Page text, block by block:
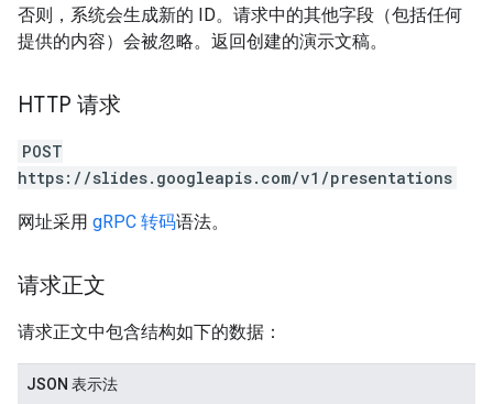
否则，系统会生成新的 ID。请求中的其他字段（包括任何
提供的内容）会被忽略。返回创建的演示文稿。
HTTP 请求
POST
https://slides.googleapis.com/v1/presentations
网址采用 gRPC 转码语法。
请求正文
请求正文中包含结构如下的数据：
JSON 表示法